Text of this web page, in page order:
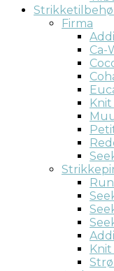
Firma
Addi
Ca-